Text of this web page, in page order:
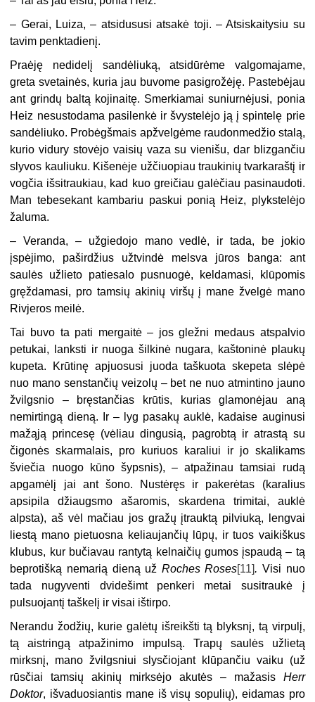
– Gerai, Luiza, – atsidususi atsakė toji. – Atsiskaitysiu su
tavim penktadienį.
Praėję nedidelį sandėliuką, atsidūrėme valgomajame,
greta svetainės, kuria jau buvome pasigrožėję. Pastebėjau
ant grindų baltą kojinaitę. Smerkiamai suniurnėjusi, ponia
Heiz nesustodama pasilenkė ir švystelėjo ją į spintelę prie
sandėliuko. Probėgšmais apžvelgėme raudonmedžio stalą,
kurio vidury stovėjo vaisių vaza su vienišu, dar blizgančiu
slyvos kauliuku. Kišenėje užčiuopiau traukinių tvarkaraštį ir
vogčia išsitraukiau, kad kuo greičiau galėčiau pasinaudoti.
Man tebesekant kambariu paskui ponią Heiz, plykstelėjo
žaluma.
– Veranda, – užgiedojo mano vedlė, ir tada, be jokio
įspėjimo, paširdžius užtvindė melsva jūros banga: ant
saulės užlieto patiesalo pusnuogė, keldamasi, klūpomis
gręždamasi, pro tamsių akinių viršų į mane žvelgė mano
Rivjeros meilė.
Tai buvo ta pati mergaitė – jos gležni medaus atspalvio
petukai, lanksti ir nuoga šilkinė nugara, kaštoninė plaukų
kupeta. Krūtinę apjuosusi juoda taškuota skepeta slėpė
nuo mano senstančių veizolų – bet ne nuo atmintino jauno
žvilgsnio – bręstančias krūtis, kurias glamonėjau aną
nemirtingą dieną. Ir – lyg pasakų auklė, kadaise auginusi
mažąją princesę (vėliau dingusią, pagrobtą ir atrastą su
čigonės skarmalais, pro kuriuos karaliui ir jo skalikams
šviečia nuogo kūno šypsnis), – atpažinau tamsiai rudą
apgamėlį jai ant šono. Nustėręs ir pakerėtas (karalius
apsipila džiaugsmo ašaromis, skardena trimitai, auklė
alpsta), aš vėl mačiau jos gražų įtrauktą pilviuką, lengvai
liestą mano pietuosna keliaujančių lūpų, ir tuos vaikiškus
klubus, kur bučiavau rantytą kelnaičių gumos įspaudą – tą
beprotišką nemarią dieną už Roches Roses[11]. Visi nuo
tada nugyventi dvidešimt penkeri metai susitraukė į
pulsuojantį taškelį ir visai ištirpo.
Nerandu žodžių, kurie galėtų išreikšti tą blyksnį, tą virpulį,
tą aistringą atpažinimo impulsą. Trapų saulės užlietą
mirksnį, mano žvilgsniui slysčiojant klūpančiu vaiku (už
rūsčiai tamsių akinių mirksėjo akutės – mažasis Herr
Doktor, išvaduosiantis mane iš visų sopulių), eidamas pro